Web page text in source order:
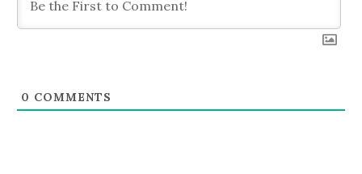
ン
0 COMMENTS